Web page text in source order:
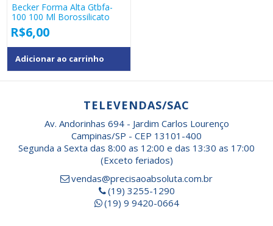
Becker Forma Alta Gtbfa-
100 100 Ml Borossilicato
R$6,00
Adicionar ao carrinho
TELEVENDAS/SAC
Av. Andorinhas 694 - Jardim Carlos Lourenço
Campinas/SP - CEP 13101-400
Segunda a Sexta das 8:00 as 12:00 e das 13:30 as 17:00
(Exceto feriados)
vendas@precisaoabsoluta.com.br
(19) 3255-1290
(19) 9 9420-0664